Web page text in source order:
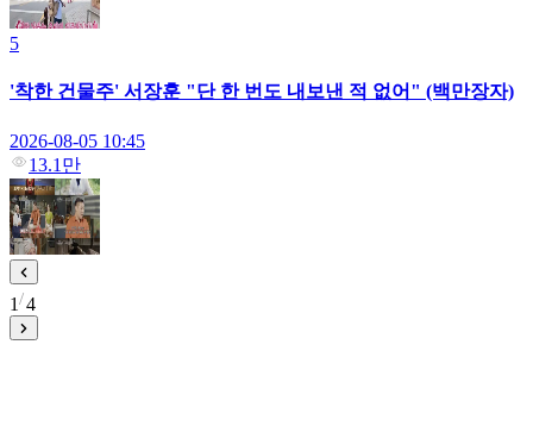
5
'착한 건물주' 서장훈 "단 한 번도 내보낸 적 없어" (백만장자)
2026-08-05 10:45
13.1만
1 4